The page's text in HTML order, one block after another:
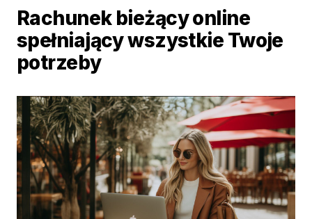
Rachunek bieżący online
spełniający wszystkie Twoje
potrzeby